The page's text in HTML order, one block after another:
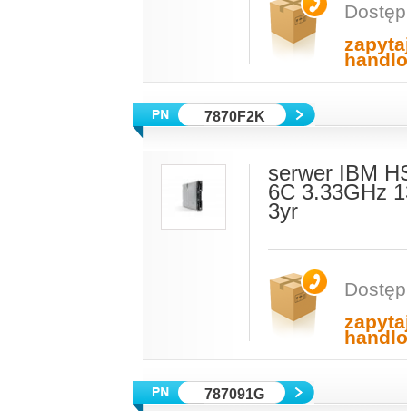
7870F2K
serwer IBM
6C 3.33GHz
3yr
787091G